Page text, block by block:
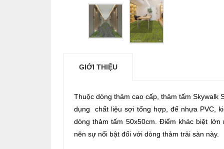
GIỚI THIỆU
Thuộc dòng thảm cao cấp, thảm tấm Skywalk
dụng chất liệu sợi tổng hợp, đế nhựa PVC,
dòng thảm tấm 50x50cm. Điểm khác biệt
nên sự nổi bật đối với dòng thảm trải sàn này.